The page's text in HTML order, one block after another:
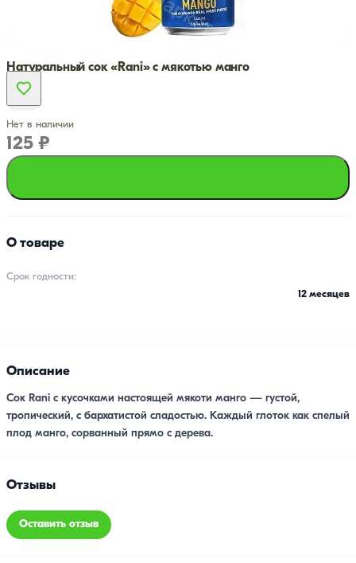
Натуральный сок «Rani» с мякотью манго
Нет в наличии
125 ₽
О товаре
Срок годности:
12 месяцев
Описание
Сок Rani с кусочками настоящей мякоти манго — густой,
тропический, с бархатистой сладостью. Каждый глоток как спелый
плод манго, сорванный прямо с дерева.
Отзывы
Оставить отзыв